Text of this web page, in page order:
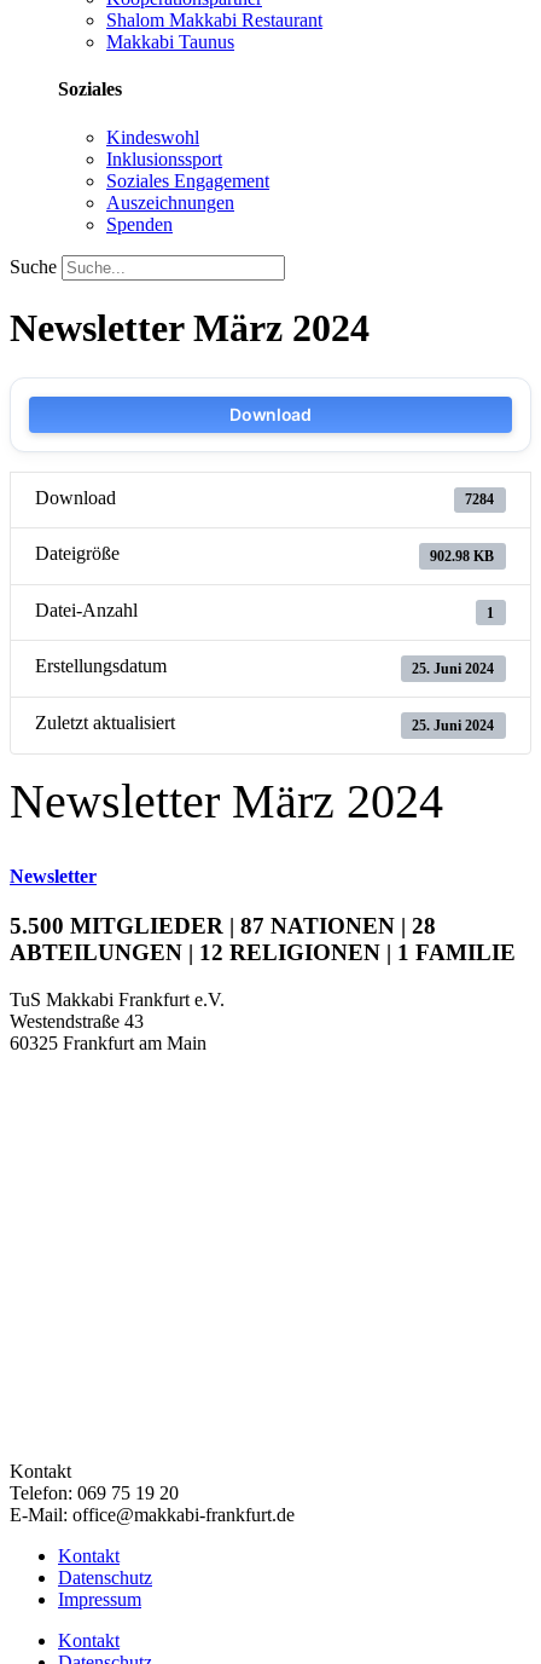
Shalom Makkabi Restaurant
Makkabi Taunus
Soziales
Kindeswohl
Inklusionssport
Soziales Engagement
Auszeichnungen
Spenden
Suche
Newsletter März 2024
Download
Download 7284
Dateigröße 902.98 KB
Datei-Anzahl 1
Erstellungsdatum 25. Juni 2024
Zuletzt aktualisiert 25. Juni 2024
Newsletter März 2024
Newsletter
5.500 MITGLIEDER | 87 NATIONEN | 28
ABTEILUNGEN | 12 RELIGIONEN | 1 FAMILIE
TuS Makkabi Frankfurt e.V.
Westendstraße 43
60325 Frankfurt am Main
Kontakt
Telefon: 069 75 19 20
E-Mail: office@makkabi-frankfurt.de
Kontakt
Datenschutz
Impressum
Kontakt